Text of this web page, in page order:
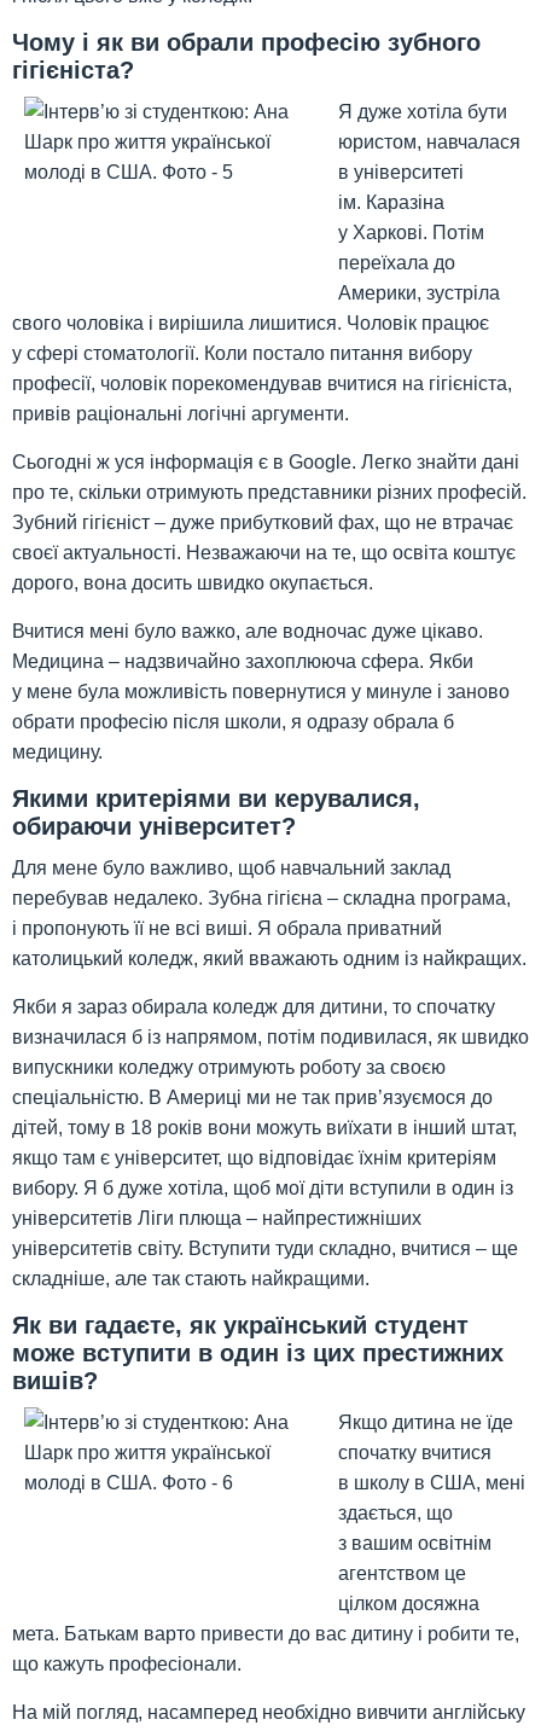
Чому і як ви обрали професію зубного
гігієніста?
Я дуже хотіла бути
юристом, навчалася
в університеті
ім. Каразіна
у Харкові. Потім
переїхала до
Америки, зустріла
свого чоловіка і вирішила лишитися. Чоловік працює
у сфері стоматології. Коли постало питання вибору
професії, чоловік порекомендував вчитися на гігієніста,
привів раціональні логічні аргументи.
Сьогодні ж уся інформація є в Google. Легко знайти дані
про те, скільки отримують представники різних професій.
Зубний гігієніст – дуже прибутковий фах, що не втрачає
своєї актуальності. Незважаючи на те, що освіта коштує
дорого, вона досить швидко окупається.
Вчитися мені було важко, але водночас дуже цікаво.
Медицина – надзвичайно захоплююча сфера. Якби
у мене була можливість повернутися у минуле і заново
обрати професію після школи, я одразу обрала б
медицину.
Якими критеріями ви керувалися,
обираючи університет?
Для мене було важливо, щоб навчальний заклад
перебував недалеко. Зубна гігієна – складна програма,
і пропонують її не всі виші. Я обрала приватний
католицький коледж, який вважають одним із найкращих.
Якби я зараз обирала коледж для дитини, то спочатку
визначилася б із напрямом, потім подивилася, як швидко
випускники коледжу отримують роботу за своєю
спеціальністю. В Америці ми не так прив’язуємося до
дітей, тому в 18 років вони можуть виїхати в інший штат,
якщо там є університет, що відповідає їхнім критеріям
вибору. Я б дуже хотіла, щоб мої діти вступили в один із
університетів Ліги плюща – найпрестижніших
університетів світу. Вступити туди складно, вчитися – ще
складніше, але так стають найкращими.
Як ви гадаєте, як український студент
може вступити в один із цих престижних
вишів?
Якщо дитина не їде
спочатку вчитися
в школу в США, мені
здається, що
з вашим освітнім
агентством це
цілком досяжна
мета. Батькам варто привести до вас дитину і робити те,
що кажуть професіонали.
На мій погляд, насамперед необхідно вивчити англійську